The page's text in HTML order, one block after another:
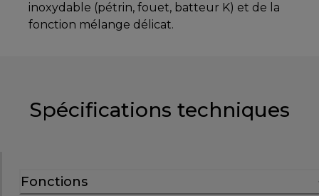
inoxydable (pétrin, fouet, batteur K) et de la
fonction mélange délicat.
Spécifications techniques
Fonctions